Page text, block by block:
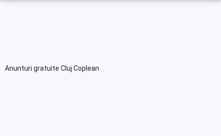
Anunturi gratuite Cluj Coplean